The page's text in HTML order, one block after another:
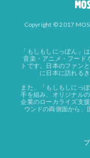
Copyright © 2017
「もしもしにっぽん」
音楽・アニメ・フード
トです。日本のファン
に日本に訪れる
また、「もしもしにっ
手を組み、オリジナル
企業のローカライズ支
ウンドの両側面から、